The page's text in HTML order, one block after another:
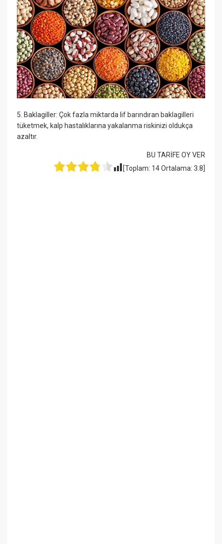
5. Baklagiller: Çok fazla miktarda lif barındıran baklagilleri
tüketmek, kalp hastalıklarına yakalanma riskinizi oldukça
azaltır.
BU TARİFE OY VER
[Toplam: 14Ortalama: 3.8